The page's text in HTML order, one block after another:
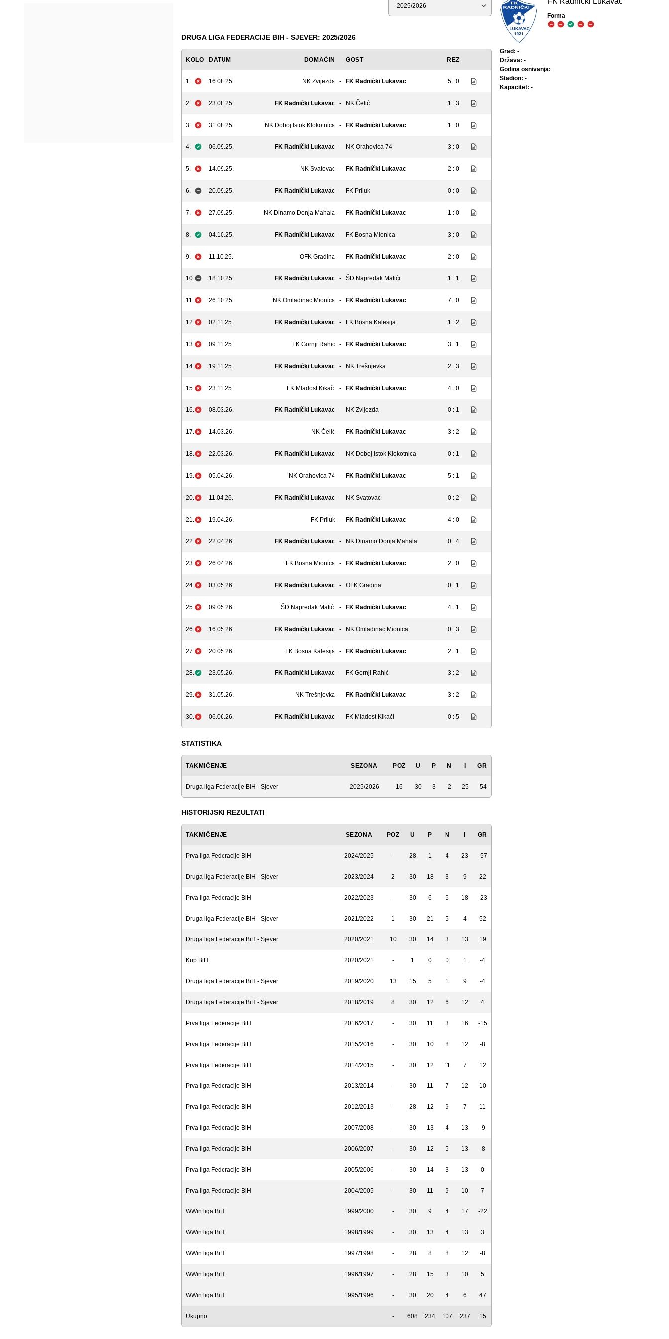
DRUGA LIGA FEDERACIJE BIH - SJEVER: 2025/2026
KOLO DATUM DOMAĆIN GOST REZ
1. 16.08.25. NK Zvijezda - FK Radnički Lukavac 5 : 0
2. 23.08.25. FK Radnički Lukavac - NK Čelić 1 : 3
3. 31.08.25. NK Doboj Istok Klokotnica - FK Radnički Lukavac 1 : 0
4. 06.09.25. FK Radnički Lukavac - NK Orahovica 74 3 : 0
5. 14.09.25. NK Svatovac - FK Radnički Lukavac 2 : 0
6. 20.09.25. FK Radnički Lukavac - FK Priluk 0 : 0
7. 27.09.25. NK Dinamo Donja Mahala - FK Radnički Lukavac 1 : 0
8. 04.10.25. FK Radnički Lukavac - FK Bosna Mionica 3 : 0
9. 11.10.25. OFK Gradina - FK Radnički Lukavac 2 : 0
10. 18.10.25. FK Radnički Lukavac - ŠD Napredak Matići 1 : 1
11. 26.10.25. NK Omladinac Mionica - FK Radnički Lukavac 7 : 0
12. 02.11.25. FK Radnički Lukavac - FK Bosna Kalesija 1 : 2
13. 09.11.25. FK Gornji Rahić - FK Radnički Lukavac 3 : 1
14. 19.11.25. FK Radnički Lukavac - NK Trešnjevka 2 : 3
15. 23.11.25. FK Mladost Kikači - FK Radnički Lukavac 4 : 0
16. 08.03.26. FK Radnički Lukavac - NK Zvijezda 0 : 1
17. 14.03.26. NK Čelić - FK Radnički Lukavac 3 : 2
18. 22.03.26. FK Radnički Lukavac - NK Doboj Istok Klokotnica 0 : 1
19. 05.04.26. NK Orahovica 74 - FK Radnički Lukavac 5 : 1
20. 11.04.26. FK Radnički Lukavac - NK Svatovac 0 : 2
21. 19.04.26. FK Priluk - FK Radnički Lukavac 4 : 0
22. 22.04.26. FK Radnički Lukavac - NK Dinamo Donja Mahala 0 : 4
23. 26.04.26. FK Bosna Mionica - FK Radnički Lukavac 2 : 0
24. 03.05.26. FK Radnički Lukavac - OFK Gradina 0 : 1
25. 09.05.26. ŠD Napredak Matići - FK Radnički Lukavac 4 : 1
26. 16.05.26. FK Radnički Lukavac - NK Omladinac Mionica 0 : 3
27. 20.05.26. FK Bosna Kalesija - FK Radnički Lukavac 2 : 1
28. 23.05.26. FK Radnički Lukavac - FK Gornji Rahić 3 : 2
29. 31.05.26. NK Trešnjevka - FK Radnički Lukavac 3 : 2
30. 06.06.26. FK Radnički Lukavac - FK Mladost Kikači 0 : 5
STATISTIKA
TAKMIČENJE SEZONA POZ U P N GR
Druga liga Federacije BiH - Sjever 2025/2026 16 30 3 2 25 -54
HISTORIJSKI REZULTATI
TAKMIČENJE SEZONA POZ U P N GR
Prva liga Federacije BiH 2024/2025 - 28 1 4 23 -57
Druga liga Federacije BiH - Sjever 2023/2024 2 30 18 3 9 22
Prva liga Federacije BiH 2022/2023 - 30 6 6 18 -23
Druga liga Federacije BiH - Sjever 2021/2022 1 30 21 5 4 52
Druga liga Federacije BiH - Sjever 2020/2021 10 30 14 3 13 19
Kup BiH 2020/2021 - 1 0 0 1 -4
Druga liga Federacije BiH - Sjever 2019/2020 13 15 5 1 9 -4
Druga liga Federacije BiH - Sjever 2018/2019 8 30 12 6 12 4
Prva liga Federacije BiH 2016/2017 - 30 11 3 16 -15
Prva liga Federacije BiH 2015/2016 - 30 10 8 12 -8
Prva liga Federacije BiH 2014/2015 - 30 12 11 7 12
Prva liga Federacije BiH 2013/2014 - 30 11 7 12 10
Prva liga Federacije BiH 2012/2013 - 28 12 9 7 11
Prva liga Federacije BiH 2007/2008 - 30 13 4 13 -9
Prva liga Federacije BiH 2006/2007 - 30 12 5 13 -8
Prva liga Federacije BiH 2005/2006 - 30 14 3 13 0
Prva liga Federacije BiH 2004/2005 - 30 11 9 10 7
WWin liga BiH 1999/2000 - 30 9 4 17 -22
WWin liga BiH 1998/1999 - 30 13 4 13 3
WWin liga BiH 1997/1998 - 28 8 8 12 -8
WWin liga BiH 1996/1997 - 28 15 3 10 5
WWin liga BiH 1995/1996 - 30 20 4 6 47
Ukupno - 608 234 107 237 15
Forma
Grad: -
Država: -
Godina osnivanja:
Stadion: -
Kapacitet: -